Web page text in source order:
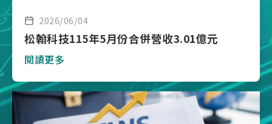
2026/06/04
松翰科技115年5月份合併營收3.01億元
閱讀更多